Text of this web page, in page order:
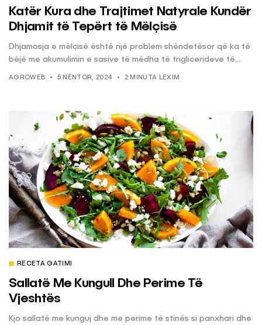
Katër Kura dhe Trajtimet Natyrale Kundër
Dhjamit të Tepërt të Mëlçisë
Dhjamosja e mëlçisë është një problem shëndetësor që ka të
bëjë me akumulimin e sasive të mëdha të triglicerideve të...
AGROWEB 5 NËNTOR, 2024 2 MINUTA LEXIM
RECETA GATIMI
Sallatë Me Kungull Dhe Perime Të
Vjeshtës
Kjo sallatë me kunguj dhe me perime të stinës si panxhari dhe